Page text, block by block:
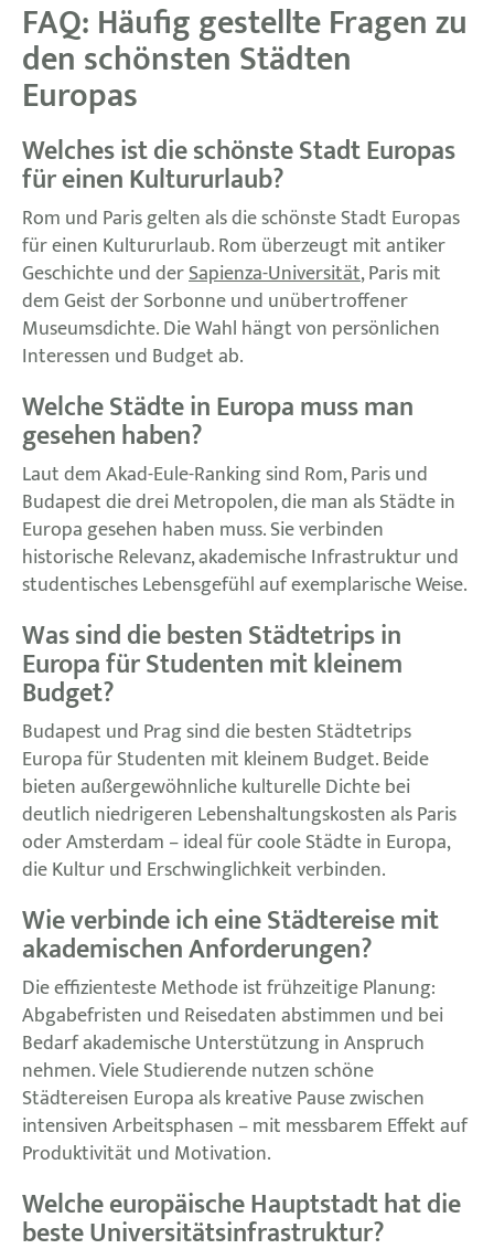
FAQ: Häufig gestellte Fragen zu
den schönsten Städten
Europas
Welches ist die schönste Stadt Europas
für einen Kultururlaub?
Rom und Paris gelten als die schönste Stadt Europas
für einen Kultururlaub. Rom überzeugt mit antiker
Geschichte und derSapienza-Universität, Paris mit
dem Geist der Sorbonne und unübertroffener
Museumsdichte. Die Wahl hängt von persönlichen
Interessen und Budget ab.
Welche Städte in Europa muss man
gesehen haben?
Laut dem Akad-Eule-Ranking sind Rom, Paris und
Budapest die drei Metropolen, die man als Städte in
Europa gesehen haben muss. Sie verbinden
historische Relevanz, akademische Infrastruktur und
studentisches Lebensgefühl auf exemplarische Weise.
Was sind die besten Städtetrips in
Europa für Studenten mit kleinem
Budget?
Budapest und Prag sind die besten Städtetrips
Europa für Studenten mit kleinem Budget. Beide
bieten außergewöhnliche kulturelle Dichte bei
deutlich niedrigeren Lebenshaltungskosten als Paris
oder Amsterdam – ideal für coole Städte in Europa,
die Kultur und Erschwinglichkeit verbinden.
Wie verbinde ich eine Städtereise mit
akademischen Anforderungen?
Die effizienteste Methode ist frühzeitige Planung:
Abgabefristen und Reisedaten abstimmen und bei
Bedarf akademische Unterstützung in Anspruch
nehmen. Viele Studierende nutzen schöne
Städtereisen Europa als kreative Pause zwischen
intensiven Arbeitsphasen – mit messbarem Effekt auf
Produktivität und Motivation.
Welche europäische Hauptstadt hat die
beste Universitätsinfrastruktur?